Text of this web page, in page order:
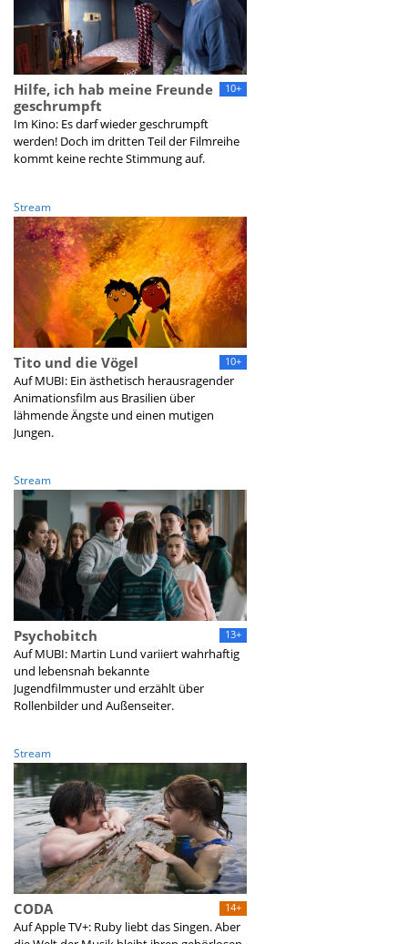
10+
Hilfe, ich hab meine Freunde
geschrumpft
Im Kino: Es darf wieder geschrumpft
werden! Doch im dritten Teil der Filmreihe
kommt keine rechte Stimmung auf.
Stream
10+
Tito und die Vögel
Auf MUBI: Ein ästhetisch herausragender
Animationsfilm aus Brasilien über
lähmende Ängste und einen mutigen
Jungen.
Stream
13+
Psychobitch
Auf MUBI: Martin Lund variiert wahrhaftig
und lebensnah bekannte
Jugendfilmmuster und erzählt über
Rollenbilder und Außenseiter.
Stream
14+
CODA
Auf Apple TV+: Ruby liebt das Singen. Aber